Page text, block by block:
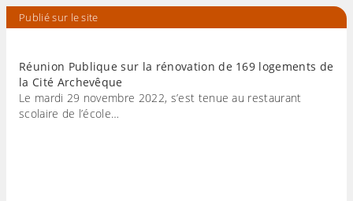
Publié sur le site
Réunion Publique sur la rénovation de 169 logements de
la Cité Archevêque
Le mardi 29 novembre 2022, s’est tenue au restaurant
scolaire de l’école…